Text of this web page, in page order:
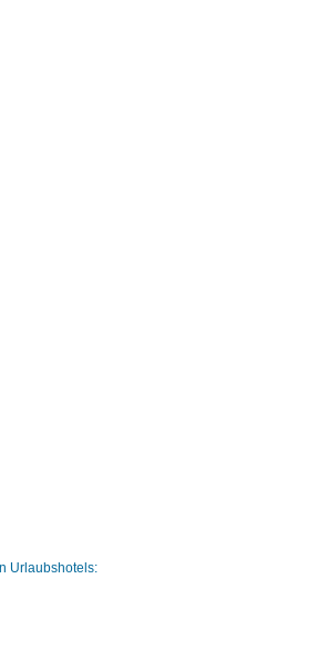
Urlaubshotels: